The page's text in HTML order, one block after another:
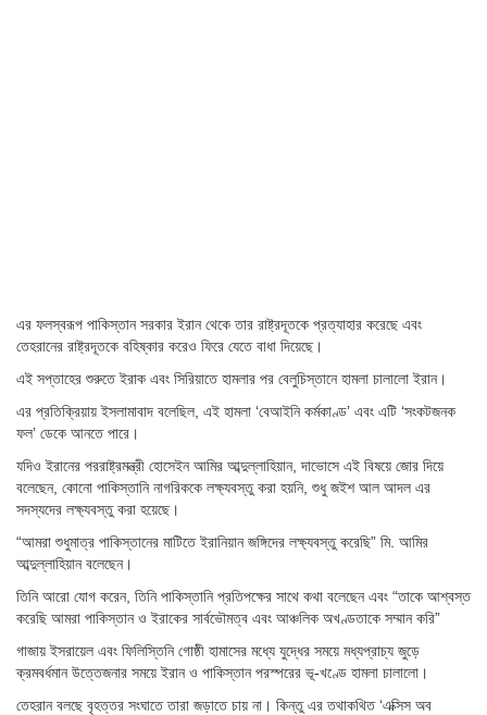
এর ফলস্বরূপ পাকিস্তান সরকার ইরান থেকে তার রাষ্ট্রদূতকে প্রত্যাহার করেছে এবং
তেহরানের রাষ্ট্রদূতকে বহিষ্কার করেও ফিরে যেতে বাধা দিয়েছে।
এই সপ্তাহের শুরুতে ইরাক এবং সিরিয়াতে হামলার পর বেলুচিস্তানে হামলা চালালো ইরান।
এর প্রতিক্রিয়ায় ইসলামাবাদ বলেছিল, এই হামলা ‘বেআইনি কর্মকাণ্ড’ এবং এটি ‘সংকটজনক
ফল’ ডেকে আনতে পারে।
যদিও ইরানের পররাষ্ট্রমন্ত্রী হোসেইন আমির আব্দুল্লাহিয়ান, দাভোসে এই বিষয়ে জোর দিয়ে
বলেছেন, কোনো পাকিস্তানি নাগরিককে লক্ষ্যবস্তু করা হয়নি, শুধু জইশ আল আদল এর
সদস্যদের লক্ষ্যবস্তু করা হয়েছে।
“আমরা শুধুমাত্র পাকিস্তানের মাটিতে ইরানিয়ান জঙ্গিদের লক্ষ্যবস্তু করেছি” মি. আমির
আব্দুল্লাহিয়ান বলেছেন।
তিনি আরো যোগ করেন, তিনি পাকিস্তানি প্রতিপক্ষের সাথে কথা বলেছেন এবং “তাকে আশ্বস্ত
করেছি আমরা পাকিস্তান ও ইরাকের সার্বভৌমত্ব এবং আঞ্চলিক অখণ্ডতাকে সম্মান করি”
গাজায় ইসরায়েল এবং ফিলিস্তিনি গোষ্ঠী হামাসের মধ্যে যুদ্ধের সময়ে মধ্যপ্রাচ্য জুড়ে
ক্রমবর্ধমান উত্তেজনার সময়ে ইরান ও পাকিস্তান পরস্পরের ভূ-খণ্ডে হামলা চালালো।
তেহরান বলছে বৃহত্তর সংঘাতে তারা জড়াতে চায় না। কিন্তু এর তথাকথিত ‘এক্সিস অব